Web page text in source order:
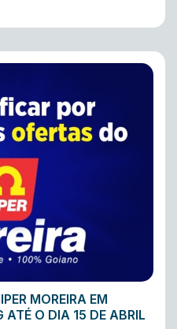
MOREIRA EM
ATÉ O DIA 15 DE ABRIL